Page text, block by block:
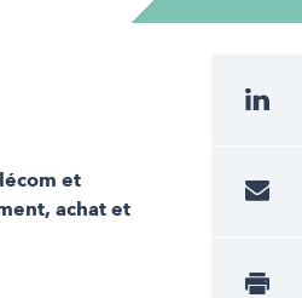
et
achat et